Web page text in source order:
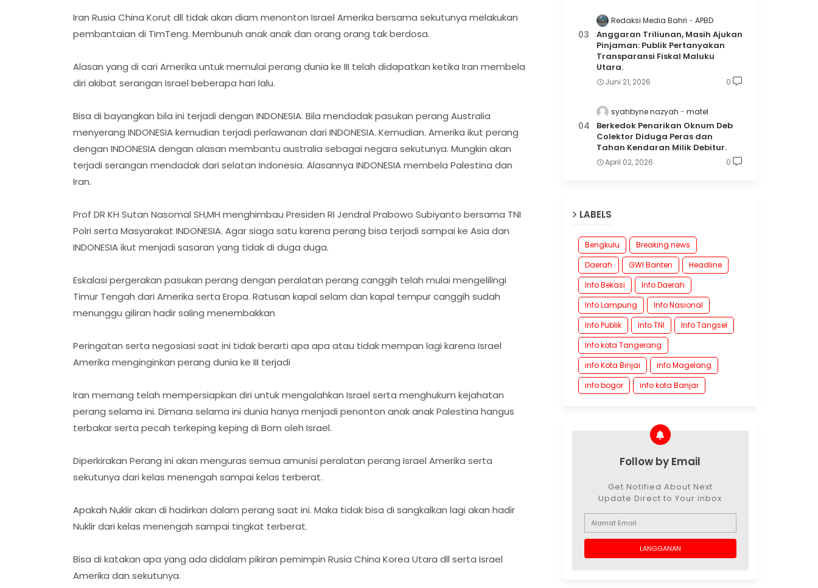
Iran Rusia China Korut dll tidak akan diam menonton Israel Amerika bersama sekutunya melakukan
pembantaian di TimTeng. Membunuh anak anak dan orang orang tak berdosa.
Alasan yang di cari Amerika untuk memulai perang dunia ke III telah didapatkan ketika Iran membela
diri akibat serangan Israel beberapa hari lalu.
Bisa di bayangkan bila ini terjadi dengan INDONESIA. Bila mendadak pasukan perang Australia
menyerang INDONESIA kemudian terjadi perlawanan dari INDONESIA. Kemudian. Amerika ikut perang
dengan INDONESIA dengan alasan membantu australia sebagai negara sekutunya. Mungkin akan
terjadi serangan mendadak dari selatan Indonesia. Alasannya INDONESIA membela Palestina dan
Iran.
Prof DR KH Sutan Nasomal SH,MH menghimbau Presiden RI Jendral Prabowo Subiyanto bersama TNI
Polri serta Masyarakat INDONESIA. Agar siaga satu karena perang bisa terjadi sampai ke Asia dan
INDONESIA ikut menjadi sasaran yang tidak di duga duga.
Eskalasi pergerakan pasukan perang dengan peralatan perang canggih telah mulai mengelilingi
Timur Tengah dari Amerika serta Eropa. Ratusan kapal selam dan kapal tempur canggih sudah
menunggu giliran hadir saling menembakkan
Peringatan serta negosiasi saat ini tidak berarti apa apa atau tidak mempan lagi karena Israel
Amerika menginginkan perang dunia ke III terjadi
Iran memang telah mempersiapkan diri untuk mengalahkan Israel serta menghukum kejahatan
perang selama ini. Dimana selama ini dunia hanya menjadi penonton anak anak Palestina hangus
terbakar serta pecah terkeping keping di Bom oleh Israel.
Diperkirakan Perang ini akan menguras semua amunisi peralatan perang Israel Amerika serta
sekutunya dari kelas menengah sampai kelas terberat.
Apakah Nuklir akan di hadirkan dalam perang saat ini. Maka tidak bisa di sangkalkan lagi akan hadir
Nuklir dari kelas menengah sampai tingkat terberat.
Bisa di katakan apa yang ada didalam pikiran pemimpin Rusia China Korea Utara dll serta Israel
Amerika dan sekutunya.
Redaksi Media Bahri APBD
Anggaran Triliunan, Masih Ajukan
Pinjaman: Publik Pertanyakan
Transparansi Fiskal Maluku
Utara.
Juni 21, 2026 0
syahbyne nazyah matel
Berkedok Penarikan Oknum Deb
Colektor Diduga Peras dan
Tahan Kendaran Milik Debitur.
April 02, 2026 0
LABELS
Bengkulu
Breaking news
Daerah
GWI Banten
Headline
Info Bekasi
Info Daerah
Info Lampung
Info Nasional
Info Publik
Info TNI
Info Tangsel
Info kota Tangerang
info Kota Binjai
info Magelang
info bogor
info kota Banjar
Follow by Email
Get Notified About Next
Update Direct to Your inbox